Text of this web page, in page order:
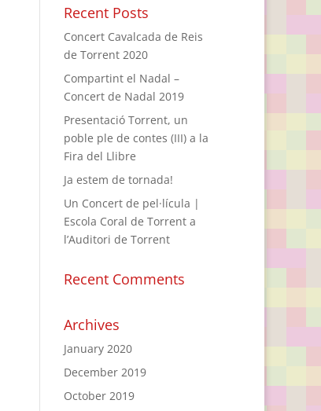
Recent Posts
Concert Cavalcada de Reis
de Torrent 2020
Compartint el Nadal –
Concert de Nadal 2019
Presentació Torrent, un
poble ple de contes (III) a la
Fira del Llibre
Ja estem de tornada!
Un Concert de pel·lícula |
Escola Coral de Torrent a
l’Auditori de Torrent
Recent Comments
Archives
January 2020
December 2019
October 2019